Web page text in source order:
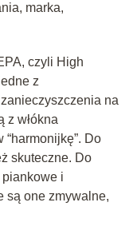
marka,
czyli High
z
na
z włókna
Do
skuteczne. Do
i
są one zmywalne,